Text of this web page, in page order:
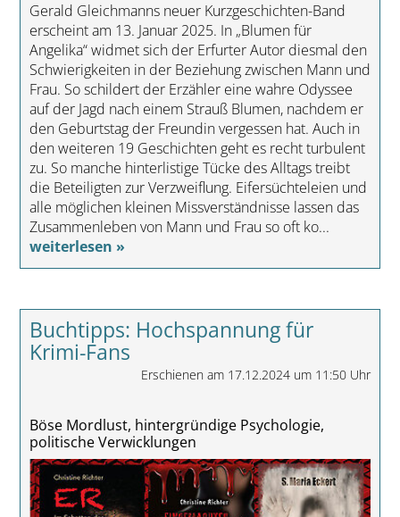
Gerald Gleichmanns neuer Kurzgeschichten-Band
erscheint am 13. Januar 2025. In „Blumen für
Angelika“ widmet sich der Erfurter Autor diesmal den
Schwierigkeiten in der Beziehung zwischen Mann und
Frau. So schildert der Erzähler eine wahre Odyssee
auf der Jagd nach einem Strauß Blumen, nachdem er
den Geburtstag der Freundin vergessen hat. Auch in
den weiteren 19 Geschichten geht es recht turbulent
zu. So manche hinterlistige Tücke des Alltags treibt
die Beteiligten zur Verzweiflung. Eifersüchteleien und
alle möglichen kleinen Missverständnisse lassen das
Zusammenleben von Mann und Frau so oft ko...
weiterlesen »
Buchtipps: Hochspannung für
Krimi-Fans
Erschienen am 17.12.2024 um 11:50 Uhr
Böse Mordlust, hintergründige Psychologie,
politische Verwicklungen